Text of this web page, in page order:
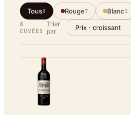
Tous8 Rouge7 Blanc1
8
CUVÉES
Trier
par